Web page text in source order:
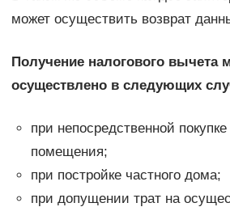
может осуществить возврат
Получение налогового вычета
осуществлено в следующих
при непосредственной
помещения;
при постройке частного дома;
при допущении трат на